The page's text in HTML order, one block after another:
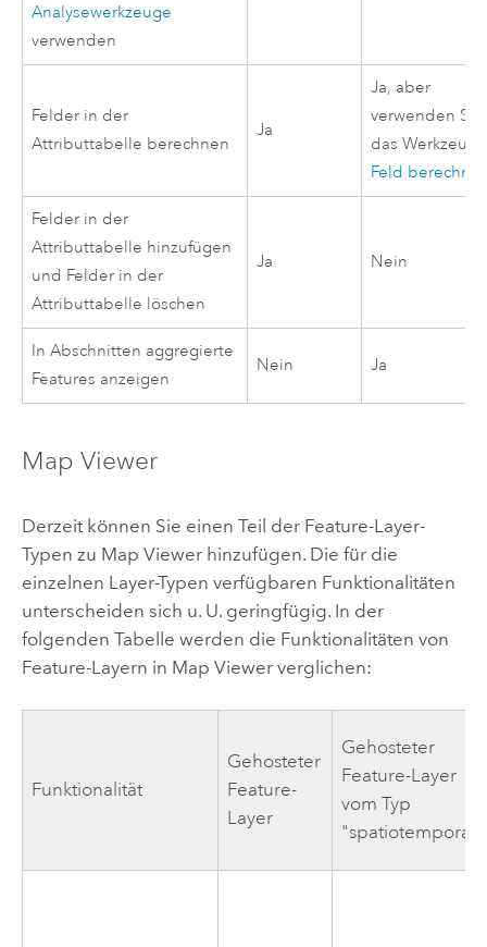
Analysewerkzeuge
verwenden
Felder in der
Attributtabelle berechnen
Ja
Ja, aber
verwenden Sie
das Werkzeug
Feld
Felder in der
Attributtabelle hinzufügen
und Felder in der
Attributtabelle löschen
Ja Nein
In Abschnitten aggregierte
Features anzeigen
Nein Ja
Map Viewer
Derzeit können Sie einen Teil der Feature-Layer-
Typen zu Map Viewerhinzufügen. Die für die
einzelnen Layer-Typen verfügbaren Funktionalitäten
unterscheiden sich u. U. geringfügig. In der
folgenden Tabelle werden die Funktionalitäten von
Feature-Layern in Map Viewerverglichen:
Funktionalität
Gehosteter
Feature-
Layer
Gehosteter
Feature-Layer
vom Typ
"spatiotemporal"